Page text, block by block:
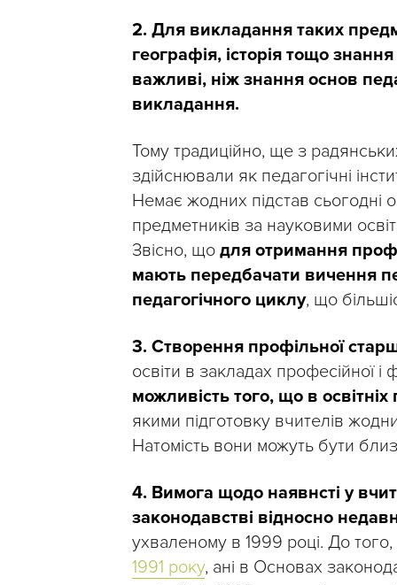
2. Для викладання таких
географія, історія тощо
важливі, ніж знання основ
викладання.
Тому традиційно, ще з
здійснювали як педагогічні
Немає жодних підстав сьогодні
предметників за науковими
Звісно, що для отримання
мають передбачати вичення
педагогічного циклу, що
3. Створення профільної
освіти в закладах професійної і
можливість того, що в
якими підготовку вчителів
Натомість вони можуть бути
4. Вимога щодо наявнсті у
законодавстві відносно
ухваленому в 1999 році. До
1991 року, ані в Основах